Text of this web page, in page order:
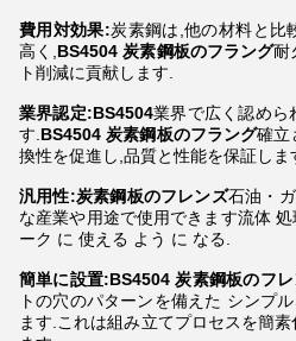
費用対効果:炭素鋼は,他の材料と比
高く, BS4504 炭素鋼板のフラング耐
ト削減に貢献します.
業界認定:BS4504業界で広く認めら
す. BS4504 炭素鋼板のフラング確立
換性を促進し,品質と性能を保証しま
汎用性:炭素鋼板のフレンズ石油・
な産業や用途で使用できます流体
ーク に 使える よう に なる.
簡単に設置:BS4504 炭素鋼板のフ
トの穴のパターンを備えた シンプ
ます.これは組み立てプロセスを簡